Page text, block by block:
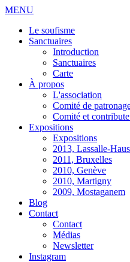
MENU
Le soufisme
Sanctuaires
Introduction
Sanctuaires
Carte
À propos
L'association
Comité de
Comité et
Expositions
Expositions
2013, Lassalle-Haus
2011, Bruxelles
2010, Genève
2010, Martigny
2009, Mostaganem
Blog
Contact
Contact
Médias
Newsletter
Instagram